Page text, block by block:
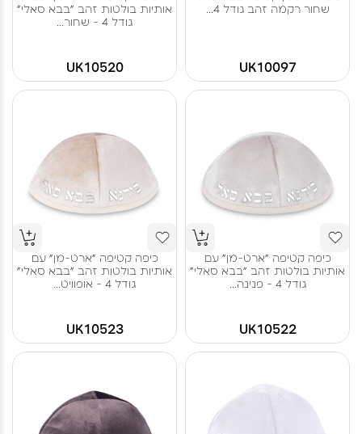
שחור רקמה זהב גודל 4...
UK10097
אותיות בולטות זהב "בבא סאלי"
גודל 4 - שחור...
UK10520
כיפה קטיפה "ארט-מן" עם
אותיות בולטות זהב "בבא סאלי"
גודל 4 - פנינה...
UK10522
כיפה קטיפה "ארט-מן" עם
אותיות בולטות זהב "בבא סאלי"
גודל 4 - אופוויט...
UK10523